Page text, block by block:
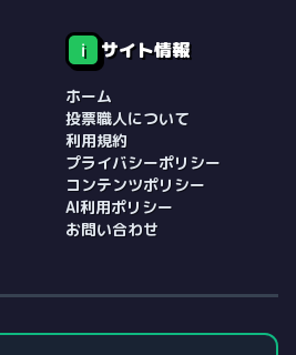
ℹ️ サイト情報
ホーム
投票職人について
利用規約
プライバシーポリシー
コンテンツポリシー
AI利用ポリシー
お問い合わせ